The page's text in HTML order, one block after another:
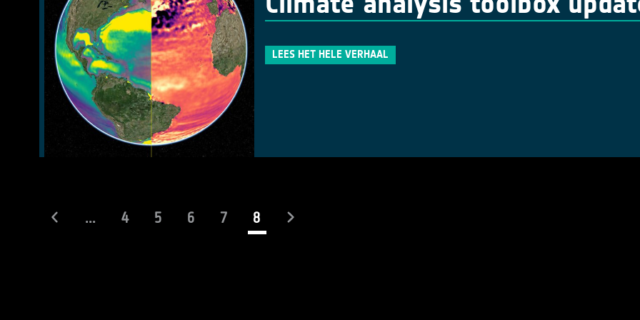
LEES HET HELE VERHAAL
... 4 5 6 7 8(current)